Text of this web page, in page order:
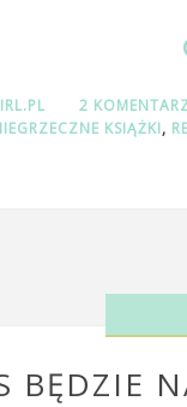
2
KSIĄŻKI,
BĘDZIE